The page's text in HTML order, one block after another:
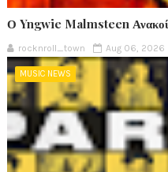
Ο Yngwie Malmsteen
rocknroll_town Aug 06, 2026
MUSIC NEWS